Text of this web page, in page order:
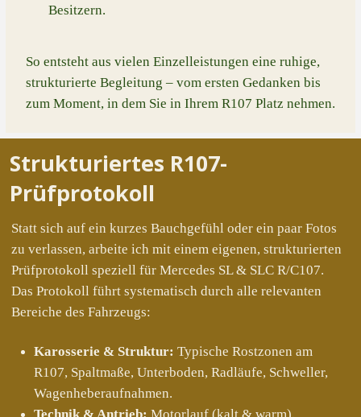
Besitzern.
So entsteht aus vielen Einzelleistungen eine ruhige,
strukturierte Begleitung – vom ersten Gedanken bis
zum Moment, in dem Sie in Ihrem R107 Platz nehmen.
Strukturiertes R107-
Prüfprotokoll
Statt sich auf ein kurzes Bauchgefühl oder ein paar Fotos
zu verlassen, arbeite ich mit einem eigenen, strukturierten
Prüfprotokoll speziell für Mercedes SL & SLC R/C107.
Das Protokoll führt systematisch durch alle relevanten
Bereiche des Fahrzeugs:
Karosserie & Struktur: Typische Rostzonen am
R107, Spaltmaße, Unterboden, Radläufe, Schweller,
Wagenheberaufnahmen.